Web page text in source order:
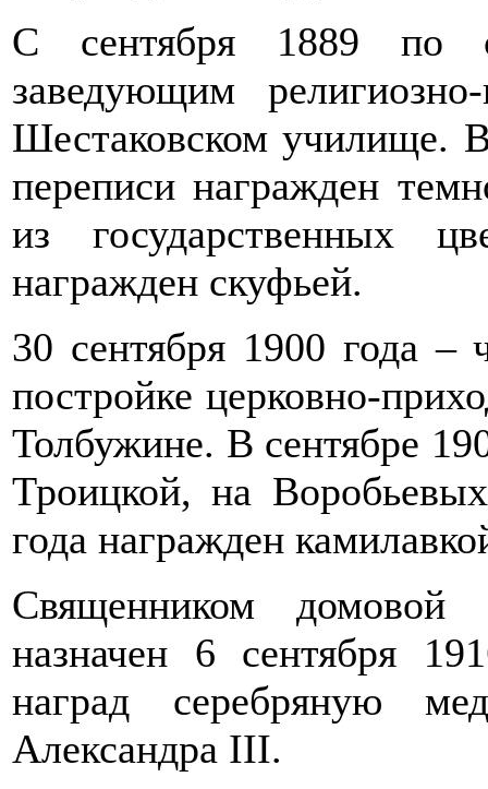
С сентября 1889 по
заведующим
Шестаковском училище.
переписи награжден
из государственных
награжден скуфьей.
30 сентября 1900 года –
постройке церковно-
Толбужине. В сентябре
Троицкой, на
года награжден
Священником
назначен 6 сентября
наград серебряную
Александра III.